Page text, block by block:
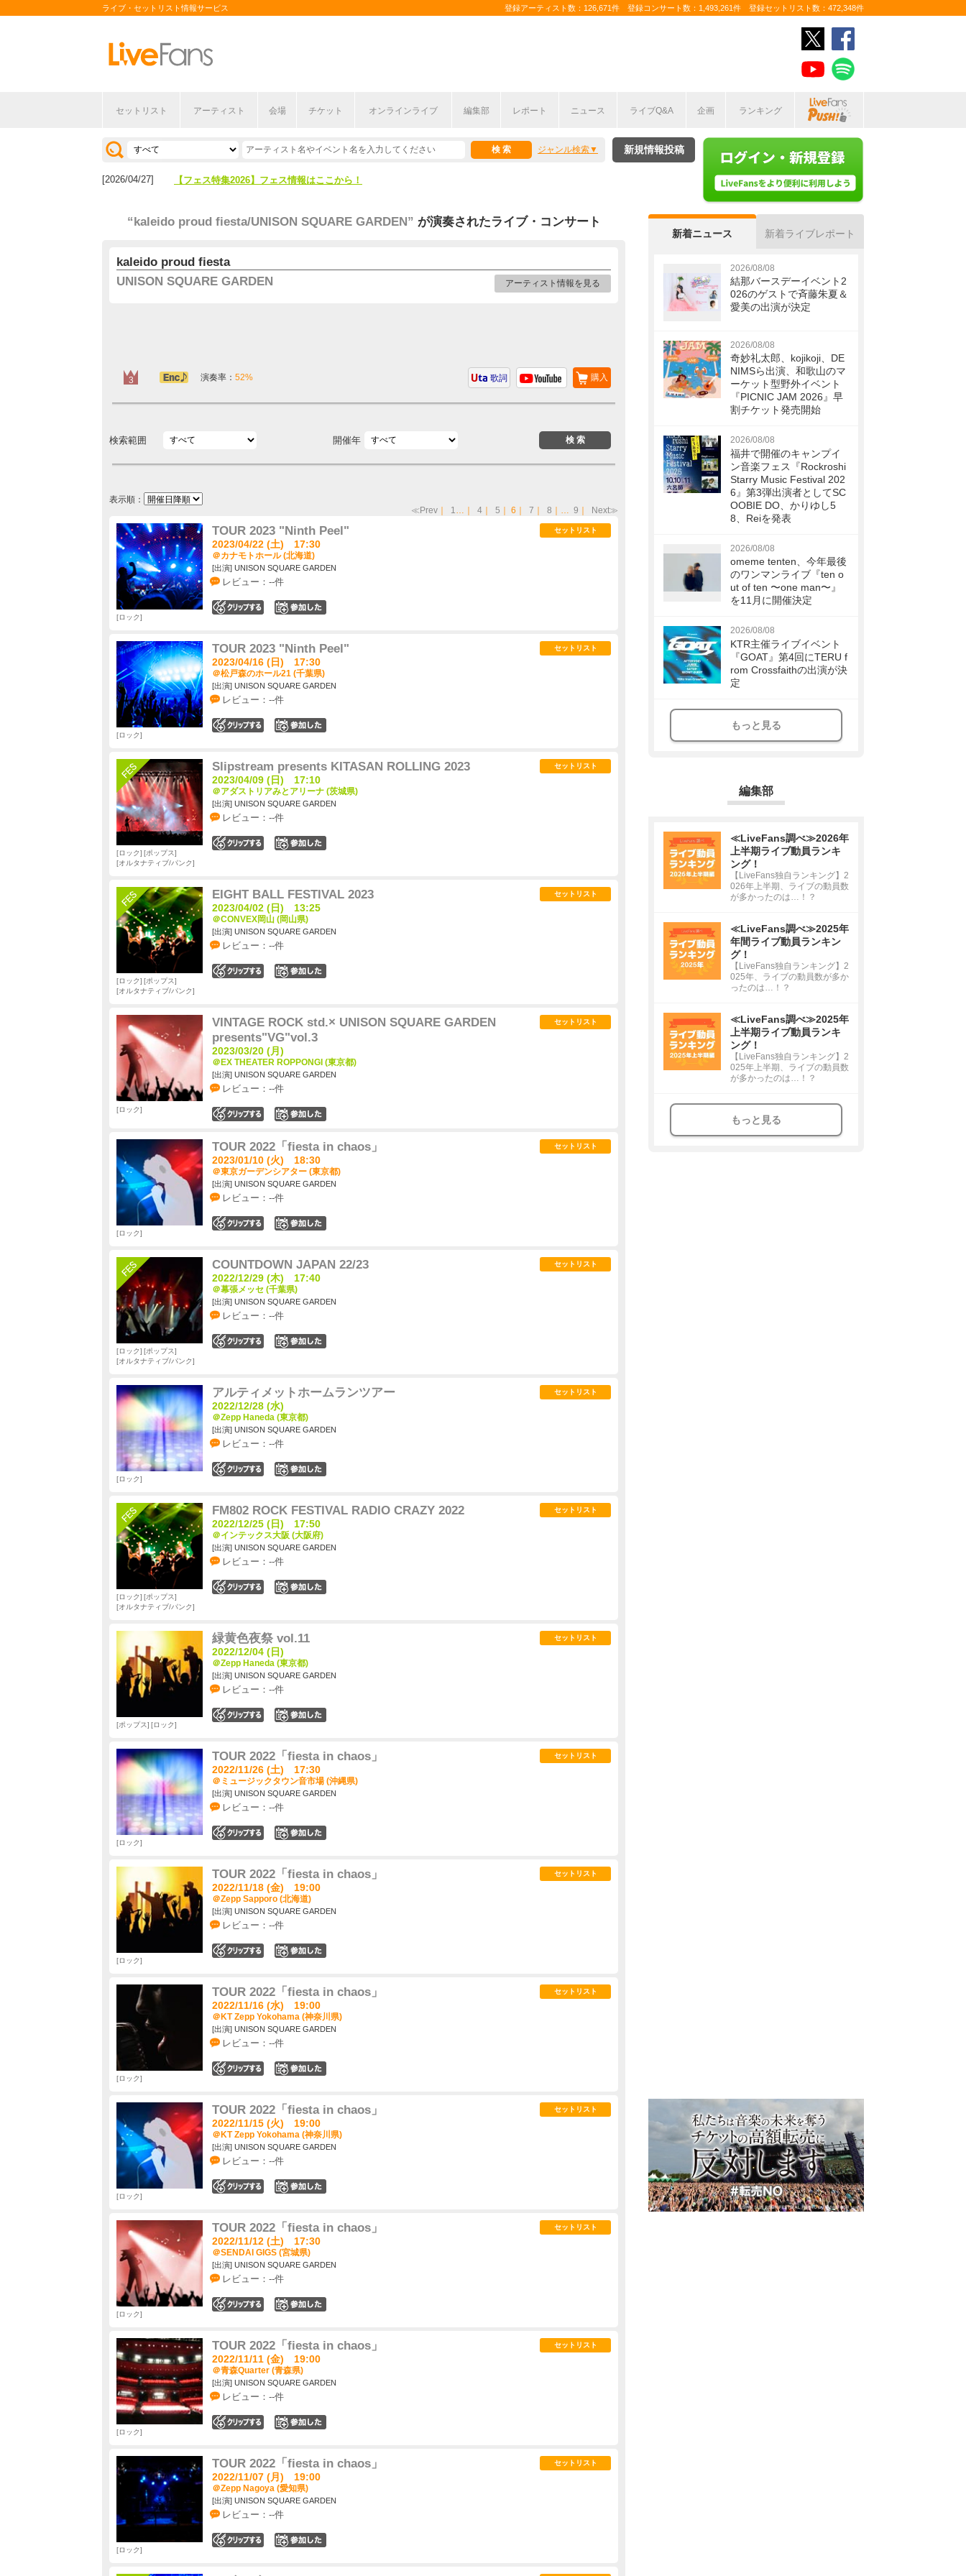
ライブ・セットリスト情報サービス 登録アーティスト数：126,671件 登録コンサート数：1,493,261件 登録セットリスト数：472,348件
セットリスト アーティスト 会場 チケット オンラインライブ 編集部 レポート ニュース ライブQ&A 企画 ランキング
ジャンル検索
[2026/07/28] 【ライブ動員ランキング】2026年上半期編発表！
[2026/04/27] 【フェス特集2026】フェス情報はここから！
新規情報投稿
“kaleido proud fiesta/UNISON SQUARE GARDEN” が演奏されたライブ・コンサート
kaleido proud fiesta
UNISON SQUARE GARDEN
アーティスト情報を見る
3 アンコール定番
演奏率： 52% 購入
歌詞
検索範囲 開催年
表示順：
≪Prev ｜ 1 …｜ 4 ｜ 5 ｜ 6 ｜ 7 ｜ 8 ｜… 9 ｜ Next≫
TOUR 2023 "Ninth Peel"
2023/04/22 (土) 17:30
＠カナモトホール (北海道)
[出演] UNISON SQUARE GARDEN
レビュー：--件
セットリスト
ロック
TOUR 2023 "Ninth Peel"
2023/04/16 (日) 17:30
＠松戸森のホール21 (千葉県)
[出演] UNISON SQUARE GARDEN
レビュー：--件
セットリスト
ロック
Slipstream presents KITASAN ROLLING 2023
2023/04/09 (日) 17:10
＠アダストリアみとアリーナ (茨城県)
[出演] UNISON SQUARE GARDEN
レビュー：--件
セットリスト
ロック
ポップス
オルタナティブ/パンク
EIGHT BALL FESTIVAL 2023
2023/04/02 (日) 13:25
＠CONVEX岡山 (岡山県)
[出演] UNISON SQUARE GARDEN
レビュー：--件
セットリスト
ロック
ポップス
オルタナティブ/パンク
VINTAGE ROCK std.× UNISON SQUARE GARDEN
presents"VG"vol.3
2023/03/20 (月)
＠EX THEATER ROPPONGI (東京都)
[出演] UNISON SQUARE GARDEN
レビュー：--件
セットリスト
ロック
TOUR 2022「fiesta in chaos」
2023/01/10 (火) 18:30
＠東京ガーデンシアター (東京都)
[出演] UNISON SQUARE GARDEN
レビュー：--件
セットリスト
ロック
COUNTDOWN JAPAN 22/23
2022/12/29 (木) 17:40
＠幕張メッセ (千葉県)
[出演] UNISON SQUARE GARDEN
レビュー：--件
セットリスト
ロック
ポップス
オルタナティブ/パンク
アルティメットホームランツアー
2022/12/28 (水)
＠Zepp Haneda (東京都)
[出演] UNISON SQUARE GARDEN
レビュー：--件
セットリスト
ロック
FM802 ROCK FESTIVAL RADIO CRAZY 2022
2022/12/25 (日) 17:50
＠インテックス大阪 (大阪府)
[出演] UNISON SQUARE GARDEN
レビュー：--件
セットリスト
ロック
ポップス
オルタナティブ/パンク
緑黄色夜祭 vol.11
2022/12/04 (日)
＠Zepp Haneda (東京都)
[出演] UNISON SQUARE GARDEN
レビュー：--件
セットリスト
ポップス ロック
TOUR 2022「fiesta in chaos」
2022/11/26 (土) 17:30
＠ミュージックタウン音市場 (沖縄県)
[出演] UNISON SQUARE GARDEN
レビュー：--件
セットリスト
ロック
TOUR 2022「fiesta in chaos」
2022/11/18 (金) 19:00
＠Zepp Sapporo (北海道)
[出演] UNISON SQUARE GARDEN
レビュー：--件
セットリスト
ロック
TOUR 2022「fiesta in chaos」
2022/11/16 (水) 19:00
＠KT Zepp Yokohama (神奈川県)
[出演] UNISON SQUARE GARDEN
レビュー：--件
セットリスト
ロック
TOUR 2022「fiesta in chaos」
2022/11/15 (火) 19:00
＠KT Zepp Yokohama (神奈川県)
[出演] UNISON SQUARE GARDEN
レビュー：--件
セットリスト
ロック
TOUR 2022「fiesta in chaos」
2022/11/12 (土) 17:30
＠SENDAI GIGS (宮城県)
[出演] UNISON SQUARE GARDEN
レビュー：--件
セットリスト
ロック
TOUR 2022「fiesta in chaos」
2022/11/11 (金) 19:00
＠青森Quarter (青森県)
[出演] UNISON SQUARE GARDEN
レビュー：--件
セットリスト
ロック
TOUR 2022「fiesta in chaos」
2022/11/07 (月) 19:00
＠Zepp Nagoya (愛知県)
[出演] UNISON SQUARE GARDEN
レビュー：--件
セットリスト
ロック
新着ニュース 新着ライブレポート
2026/08/08
結那バースデーイベント2
026のゲストで斉藤朱夏＆
愛美の出演が決定
2026/08/08
奇妙礼太郎、kojikoji、DE
NIMSら出演、和歌山のマ
ーケット型野外イベント
『PICNIC JAM 2026』早
割チケット発売開始
2026/08/08
福井で開催のキャンプイ
ン音楽フェス『Rockroshi
Starry Music Festival 202
6』第3弾出演者としてSC
OOBIE DO、かりゆし5
8、Reiを発表
2026/08/08
omeme tenten、今年最後
のワンマンライブ『ten o
ut of ten 〜one man〜』
を11月に開催決定
2026/08/08
KTR主催ライブイベント
『GOAT』第4回にTERU f
rom Crossfaithの出演が決
定
もっと見る
編集部
≪LiveFans調べ≫2026年
上半期ライブ動員ランキ
ング！
【LiveFans独自ランキング】2
026年上半期、ライブの動員数
が多かったのは…！？
≪LiveFans調べ≫2025年
年間ライブ動員ランキン
グ！
【LiveFans独自ランキング】2
025年、ライブの動員数が多か
ったのは…！？
≪LiveFans調べ≫2025年
上半期ライブ動員ランキ
ング！
【LiveFans独自ランキング】2
025年上半期、ライブの動員数
が多かったのは…！？
もっと見る